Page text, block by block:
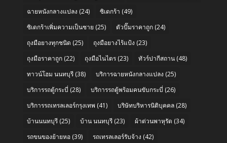
ฉายหนังกลางแปลง (24) ซิเดกร้า (49)
ซิเดกร้าเพิ่มความเป็นชาย (25) ตัวปั๊มราคาถูก(24)
ถุงมือยางทุกชนิด (25) ถุงมือยางไร้แป้ง (23)
ถุงมือราคาถูก(22) ถุงมือไนไตร(23) ทัวร์ปากีสถาน(48)
ทาวน์โฮม นนทบุรี(38) บริการฉายหนังกลางแปลง (25)
บริการรถตู้กระบี่ (28) บริการรถตู้พร้อมคนขับกระบี่ (26)
บริการรถเทรลเลอร์กรุงเทพ (41) บริษัทบริหารนิติบุคคล(28)
บ้านนนทบุรี(25) บ้าน นนทบุรี(23) ผ้าต่วนพาหุรัด (34)
รถขนของย้ายหอ(39) รถเทรลเลอร์รับจ้าง (42)